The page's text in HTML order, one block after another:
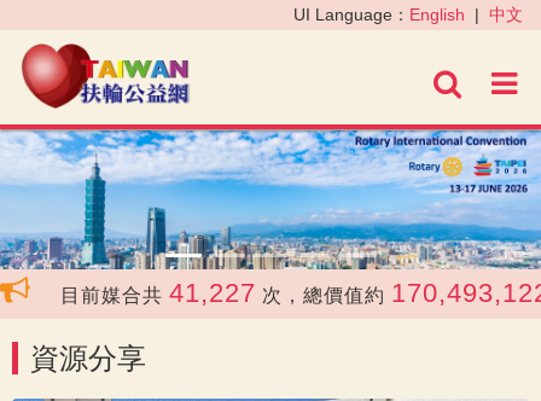
進階
UI Language： English | 中文
‹ ›
目前媒合共 41,227 次，總價值約 170,493,122
資源分享